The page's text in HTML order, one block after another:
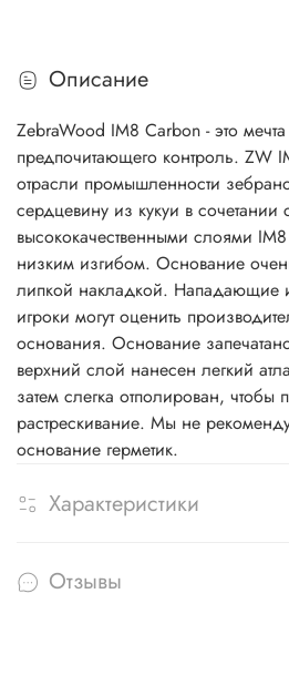
Описание
ZebraWood IM8 Carbon - это
предпочитающего контроль. ZW
отрасли промышленности
сердцевину из кукуи в сочетании
высококачественными слоями
низким изгибом. Основание
липкой накладкой. Нападающие
игроки могут оценить
основания. Основание
верхний слой нанесен легкий
затем слегка отполирован, чтобы
растрескивание. Мы не
основание герметик.
Характеристики
Отзывы